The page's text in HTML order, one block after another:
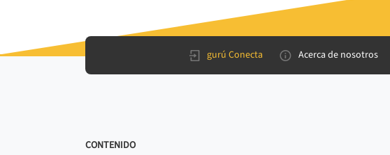
gurú Conecta Acerca de nosotros
CONTENIDO